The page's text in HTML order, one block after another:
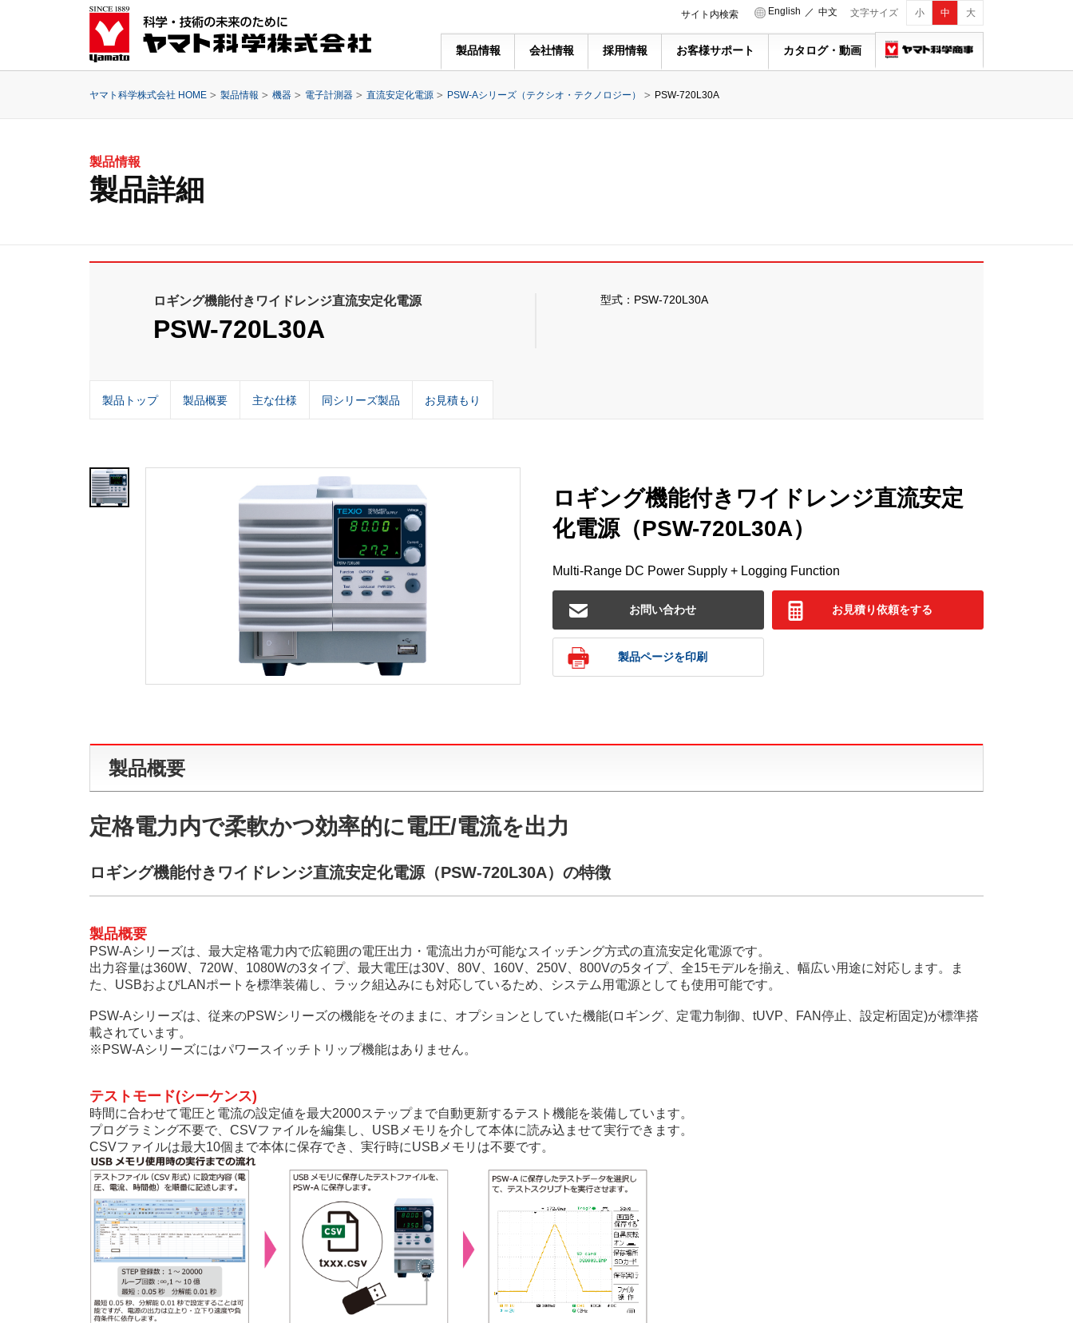
文字サイズ 小 中 大
English ／ 中文
サイト内検索
製品情報 会社情報 採用情報 お客様サポート カタログ・動画
ヤマト科学株式会社 HOME 製品情報 機器 電子計測器 直流安定化電源 PSW-Aシリーズ（テクシオ・テクノロジー） PSW-720L30A
製品情報
製品詳細
ロギング機能付きワイドレンジ直流安定化電源
PSW-720L30A
型式：PSW-720L30A
製品トップ 製品概要 主な仕様 同シリーズ製品 お見積もり
ロギング機能付きワイドレンジ直流安定
化電源（PSW-720L30A）
Multi-Range DC Power Supply + Logging Function
お問い合わせ お見積り依頼をする
製品ページを印刷
製品概要
定格電力内で柔軟かつ効率的に電圧/電流を出力
ロギング機能付きワイドレンジ直流安定化電源（PSW-720L30A）の特徴
製品概要
PSW-Aシリーズは、最大定格電力内で広範囲の電圧出力・電流出力が可能なスイッチング方式の直流安定化電源です。
出力容量は360W、720W、1080Wの3タイプ、最大電圧は30V、80V、160V、250V、800Vの5タイプ、全15モデルを揃え、幅広い用途に対応します。ま
た、USBおよびLANポートを標準装備し、ラック組込みにも対応しているため、システム用電源としても使用可能です。
PSW-Aシリーズは、従来のPSWシリーズの機能をそのままに、オプションとしていた機能(ロギング、定電力制御、tUVP、FAN停止、設定桁固定)が標準搭
載されています。
※PSW-Aシリーズにはパワースイッチトリップ機能はありません。
テストモード(シーケンス)
時間に合わせて電圧と電流の設定値を最大2000ステップまで自動更新するテスト機能を装備しています。
プログラミング不要で、CSVファイルを編集し、USBメモリを介して本体に読み込ませて実行できます。
CSVファイルは最大10個まで本体に保存でき、実行時にUSBメモリは不要です。